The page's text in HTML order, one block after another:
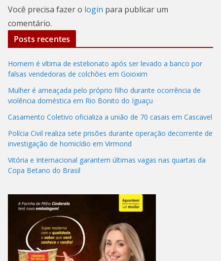
Você precisa fazer o login para publicar um
comentário.
Posts recentes
Homem é vítima de estelionato após ser levado a banco por
falsas vendedoras de colchões em Goioxim
Mulher é ameaçada pelo próprio filho durante ocorrência de
violência doméstica em Rio Bonito do Iguaçu
Casamento Coletivo oficializa a união de 70 casais em Cascavel
Polícia Civil realiza sete prisões durante operação decorrente de
investigação de homicídio em Virmond
Vitória e Internacional garantem últimas vagas nas quartas da
Copa Betano do Brasil